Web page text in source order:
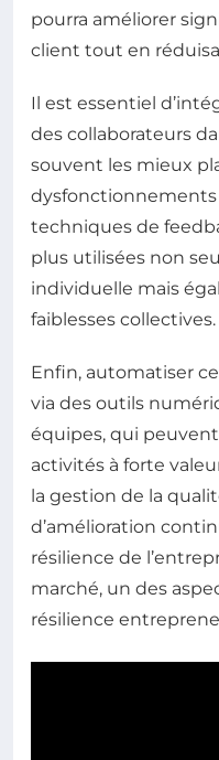
pourra améliorer
client tout en
Il est essentiel
des collaborateurs
souvent les mieux
dysfonctionnements
techniques de
plus utilisées non
individuelle mais
faiblesses collectives.
Enfin, automatiser
via des outils
équipes, qui
activités à forte
la gestion de la
d’amélioration
résilience de
marché, un des
résilience